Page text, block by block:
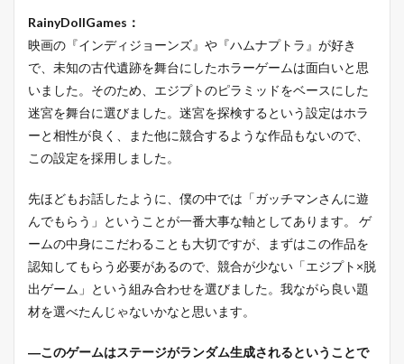
RainyDollGames：
映画の『インディジョーンズ』や『ハムナプトラ』が好き
で、未知の古代遺跡を舞台にしたホラーゲームは面白いと思
いました。そのため、エジプトのピラミッドをベースにした
迷宮を舞台に選びました。迷宮を探検するという設定はホラ
ーと相性が良く、また他に競合するような作品もないので、
この設定を採用しました。
先ほどもお話したように、僕の中では「ガッチマンさんに遊
んでもらう」ということが一番大事な軸としてあります。 ゲ
ームの中身にこだわることも大切ですが、まずはこの作品を
認知してもらう必要があるので、競合が少ない「エジプト×脱
出ゲーム」という組み合わせを選びました。我ながら良い題
材を選べたんじゃないかなと思います。
―このゲームはステージがランダム生成されるということで